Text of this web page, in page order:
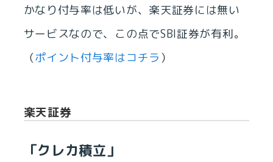
かなり付与率は低いが、楽天証券には無い
サービスなので、この点でSBI証券が有利。
（ポイント付与率はコチラ ）
楽天証券
「クレカ積立」